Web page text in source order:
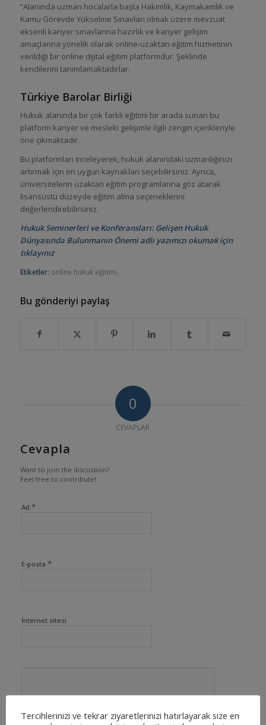
“Alanında uzman hocalarla başta Hakimlik, Kaymakamlık ve
Kamu Görevde Yükselme Sınavları olmak üzere mevzuat
eksenli kariyer sınavlarına hazırlık ve kariyer gelişim
amaçlarına yönelik olarak online-uzaktan eğitim hizmetinin
verildiği bir online dijital eğitim platformdur. Şeklinde
kendilerini tanımlamaktadırlar.
Türkiye Barolar Birliği
Hukuk alanında bir çok farklı eğitimi bir arada sunan bu
platform kariyer ve mesleki gelişimle ilgili zengin içerikleriyle
öne çıkmaktadır.
Bu platformları inceleyerek, hukuk alanındaki uzmanlığınızı
artırmak için en uygun kaynakları seçebilirsiniz. Ayrıca,
üniversitelerin uzaktan eğitim programlarına göz atarak
lisansüstü düzeyde eğitim alma seçeneklerini
değerlendirebilirsiniz.
Hukuk Seminerleri ve Konferansları: Gelişen Hukuk
Dünyasında Bulunmanın Önemi adlı yazımızı okumak için
tıklayınız
Etiketler: online hukuk eğitimi
Bu gönderiyi paylaş
0
CEVAPLAR
Cevapla
Want to join the discussion?
Feel free to contribute!
Ad *
E-posta *
İnternet sitesi
Tercihlerinizi ve tekrar ziyaretlerinizi hatırlayarak size en